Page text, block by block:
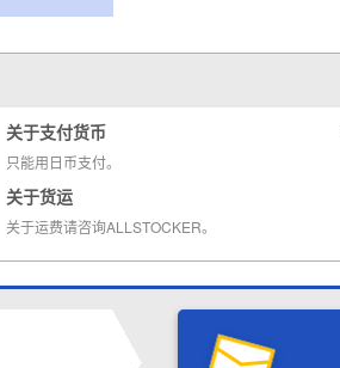
关于支付货币
只能用日币支付。
关于货运
关于运费请咨询ALLSTOCKER。